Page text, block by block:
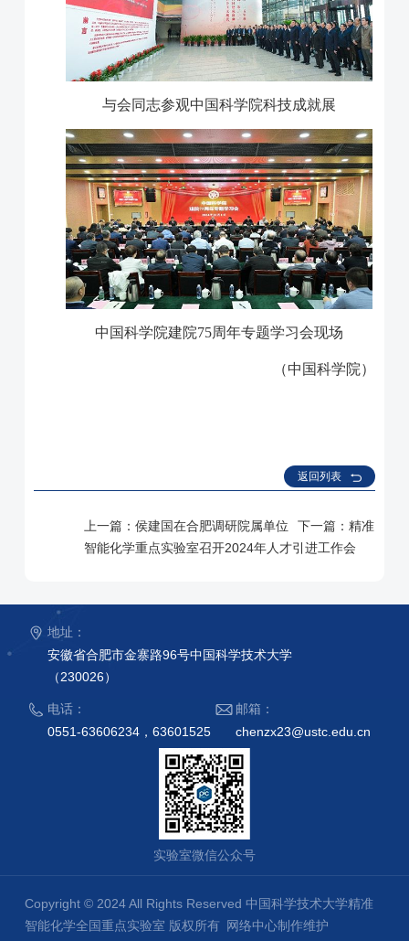
与会同志参观中国科学院科技成就展
中国科学院建院75周年专题学习会现场
（中国科学院）
返回列表
上一篇： 侯建国在合肥调研院属单位 下一篇： 精准
智能化学重点实验室召开2024年人才引进工作会
地址：
安徽省合肥市金寨路96号中国科学技术大学
（230026）
电话：
0551-63606234，63601525
邮箱：
chenzx23@ustc.edu.cn
实验室微信公众号
Copyright © 2024 All Rights Reserved 中国科学技术大学精准
智能化学全国重点实验室 版权所有 网络中心制作维护